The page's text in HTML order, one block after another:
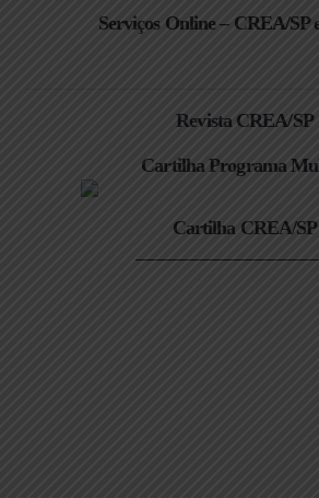
Serviços Online – CREA/SP
Revista CREA/SP
Cartilha Programa
Cartilha CREA/SP